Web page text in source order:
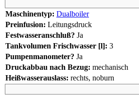
Maschinentyp: Dualboiler
Preinfusion: Leitungsdruck
Festwasseranschluß? Ja
Tankvolumen Frischwasser [l]: 3
Pumpenmanometer? Ja
Druckabbau nach Bezug: mechanisch
Heißwasserauslass: rechts, noburn